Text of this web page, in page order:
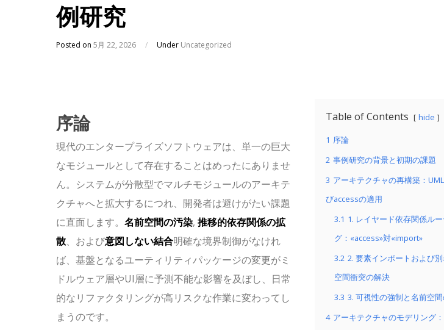
例研究
Posted on 5月 22, 2026 / Under Uncategorized
Table of Contents hide
1 序論
2 事例研究の背景と初期の課題
3 アーキテクチャの再構築：
びaccessの適用
3.1 1. レイヤード依存関係ル
グ：«access»対«import»
3.2 2. 要素インポートおよび
空間衝突の解決
3.3 3. 可視性の強制と名前空
4 アーキテクチャのモデリング
序論
現代のエンタープライズソフトウェアは、単一の巨大
なモジュールとして存在することはめったにありませ
ん。システムが分散型でマルチモジュールのアーキテ
クチャへと拡大するにつれ、開発者は避けがたい課題
に直面します。 名前空間の汚染, 推移的依存関係の拡
散、および意図しない結合明確な境界制御がなけれ
ば、基盤となるユーティリティパッケージの変更がミ
ドルウェア層やUI層に予測不能な影響を及ぼし、日常
的なリファクタリングが高リスクな作業に変わってし
まうのです。